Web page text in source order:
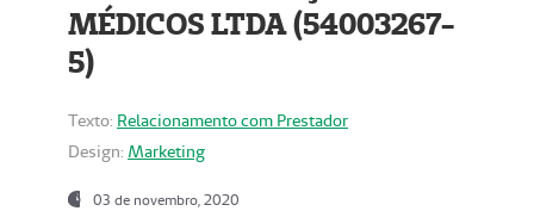
MÉDICOS LTDA (54003267-
5)
Texto: Relacionamento com Prestador
Design: Marketing
03 de novembro, 2020